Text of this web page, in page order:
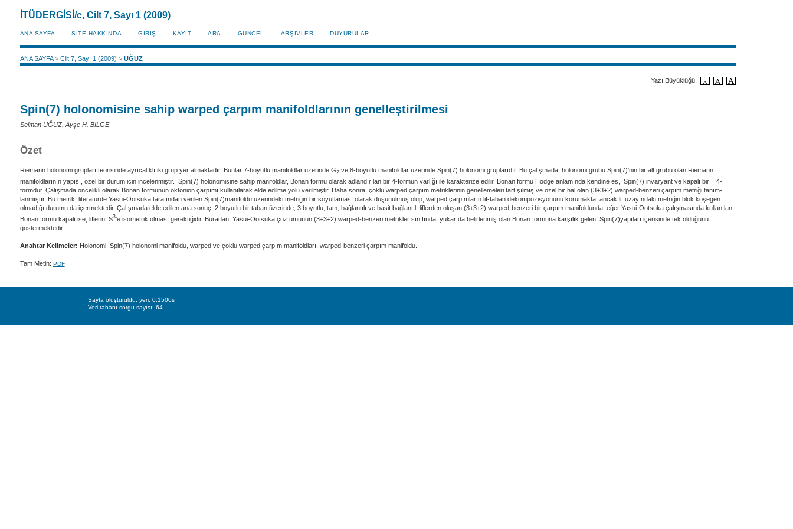
İTÜDERGİSİ/c, Cilt 7, Sayı 1 (2009)
ANA SAYFA SİTE HAKKINDA GIRIŞ KAYIT ARA GÜNCEL ARŞIVLER DUYURULAR
ANA SAYFA> Cilt 7, Sayı 1 (2009) > UĞUZ
Yazı Büyüklüğü:
Spin(7) holonomisine sahip warped çarpım manifoldlarının genelleştirilmesi
Selman UĞUZ, Ayşe H. BİLGE
Özet
Riemann holonomi grupları teorisinde ayrıcalıklı iki grup yer almaktadır. Bunlar 7-boyutlu manifoldlar üzerinde G2 ve 8-boyutlu manifoldlar üzerinde Spin(7) holonomi gruplarıdır. Bu çalışmada, holonomi grubu Spin(7)'nin bir alt grubu olan Riemann
manifoldlarının yapısı, özel bir durum için incelenmiştir. Spin(7) holonomisine sahip manifoldlar, Bonan formu olarak adlandırılan bir 4-formun varlığı ile karakterize edilir. Bonan formu Hodge anlamında kendine eş, Spin(7) invaryant ve kapalı bir 4-
formdur. Çalışmada öncelikli olarak Bonan formunun oktonion çarpımı kullanılarak elde edilme yolu verilmiştir. Daha sonra, çoklu warped çarpım metriklerinin genellemeleri tartışılmış ve özel bir hal olan (3+3+2) warped-benzeri çarpım metriği tanım-
lanmıştır. Bu metrik, literatürde Yasui-Ootsuka tarafından verilen Spin(7)manifoldu üzerindeki metriğin bir soyutlaması olarak düşünülmüş olup, warped çarpımların lif-taban dekompozisyonunu korumakta, ancak lif uzayındaki metriğin blok köşegen
olmadığı durumu da içermektedir. Çalışmada elde edilen ana sonuç, 2 boyutlu bir taban üzerinde, 3 boyutlu, tam, bağlantılı ve basit bağlantılı liflerden oluşan (3+3+2) warped-benzeri bir çarpım manifoldunda, eğer Yasui-Ootsuka çalışmasında kullanılan
Bonan formu kapalı ise, liflerin S3’e isometrik olması gerektiğidir. Buradan, Yasui-Ootsuka çöz ümünün (3+3+2) warped-benzeri metrikler sınıfında, yukarıda belirlenmiş olan Bonan formuna karşılık gelen Spin(7)yapıları içerisinde tek olduğunu
göstermektedir.
Anahtar Kelimeler: Holonomi, Spin(7) holonomi manifoldu, warped ve çoklu warped çarpım manifoldları, warped-benzeri çarpım manifoldu.
Tam Metin: PDF
Sayfa oluşturuldu, yeri: 0.1500s
Veri tabanı sorgu sayısı: 64